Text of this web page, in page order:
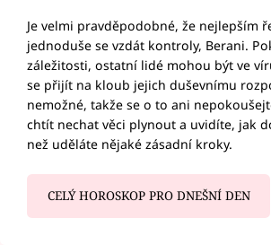
Je velmi pravděpodobné, že nejlepším
jednoduše se vzdát kontroly, Berani.
záležitosti, ostatní lidé mohou být ve
se přijít na kloub jejich duševnímu
nemožné, takže se o to ani
chtít nechat věci plynout a uvidíte, jak
než uděláte nějaké zásadní kroky.
CELÝ HOROSKOP PRO DNEŠNÍ DEN